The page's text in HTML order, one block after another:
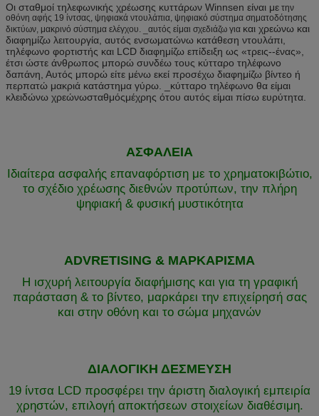
Οι σταθμοί τηλεφωνικής χρέωσης κυττάρων Winnsen είναι με την
οθόνη αφής 19 ίντσας, ψηφιακά ντουλάπια, ψηφιακό σύστημα σηματοδότησης
δικτύων, μακρινό σύστημα ελέγχου. _αυτός είμαι σχεδιάζω για και χρεώνω και
διαφημίζω λειτουργία, αυτός ενσωματώνω κατάθεση ντουλάπι,
τηλέφωνο φορτιστής και LCD διαφημίζω επίδειξη ως «τρεις--ένας»,
έτσι ώστε άνθρωπος μπορώ συνδέω τους κύτταρο τηλέφωνο
δαπάνη, Αυτός μπορώ είτε μένω εκεί προσέχω διαφημίζω βίντεο ή
περπατώ μακριά κατάστημα γύρω. _κύτταρο τηλέφωνο θα είμαι
κλειδώνω χρεώνωσταθμόςμέχρης ότου αυτός είμαι πίσω ευρύτητα.
ΑΣΦΑΛΕΙΑ
Ιδιαίτερα ασφαλής επαναφόρτιση με το χρηματοκιβώτιο,
το σχέδιο χρέωσης διεθνών προτύπων, την πλήρη
ψηφιακή & φυσική μυστικότητα
ADVRETISING & ΜΑΡΚΑΡΙΣΜΑ
Η ισχυρή λειτουργία διαφήμισης και για τη γραφική
παράσταση & το βίντεο, μαρκάρει την επιχείρησή σας
και στην οθόνη και το σώμα μηχανών
ΔΙΑΛΟΓΙΚΗ ΔΕΣΜΕΥΣΗ
19 ίντσα LCD προσφέρει την άριστη διαλογική εμπειρία
χρηστών, επιλογή αποκτήσεων στοιχείων διαθέσιμη.